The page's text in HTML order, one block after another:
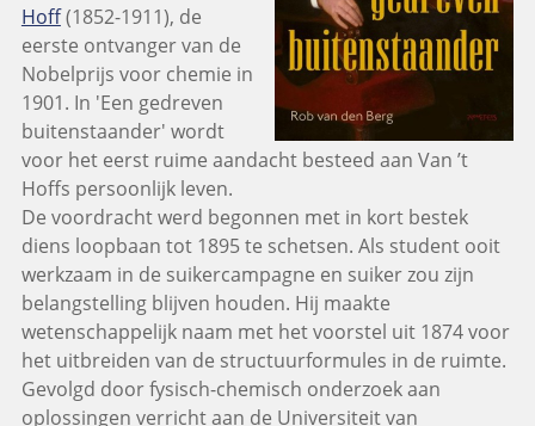
Hoff(1852-1911), de
eerste ontvanger van de
Nobelprijs voor chemie in
1901. In 'Een gedreven
buitenstaander' wordt
voor het eerst ruime aandacht besteed aan Van ’t
Hoffs persoonlijk leven.
De voordracht werd begonnen met in kort bestek
diens loopbaan tot 1895 te schetsen. Als student ooit
werkzaam in de suikercampagne en suiker zou zijn
belangstelling blijven houden. Hij maakte
wetenschappelijk naam met het voorstel uit 1874 voor
het uitbreiden van de structuurformules in de ruimte.
Gevolgd door fysisch-chemisch onderzoek aan
oplossingen verricht aan de Universiteit van